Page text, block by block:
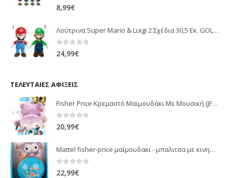
0 out of 5
8,99€
Λούτρινα Super Mario & Luigi 2 Σχέδια 30,5 Εκ. GOL13769
0 out of 5
24,99€
ΤΕΛΕΥΤΑΊΕΣ ΑΦΊΞΕΙΣ
Fisher Price Κρεμαστό Μαϊμουδάκι Με Μουσική (JFF02)
0 out of 5
20,99€
Mattel fisher-price μαίμουδακι - μπαλιτσα με κινηση JLB95
22,99€